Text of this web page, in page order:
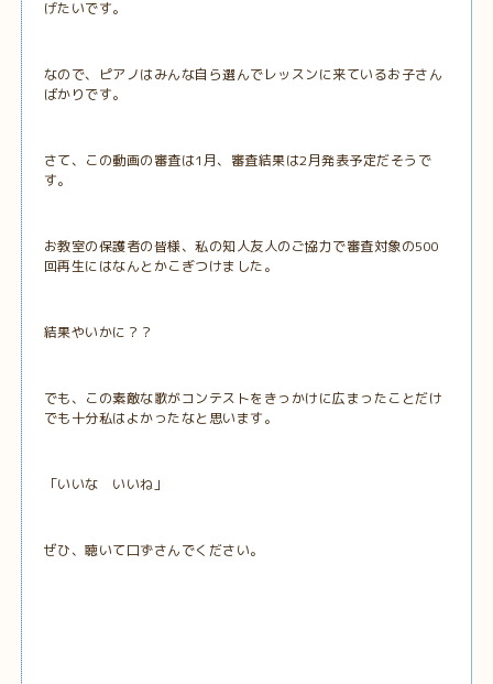
げたいです。
なので、ピアノはみんな自ら選んでレッスンに来ているお子さん
ばかりです。
さて、この動画の審査は1月、審査結果は2月発表予定だそうで
す。
お教室の保護者の皆様、私の知人友人のご協力で審査対象の500
回再生にはなんとかこぎつけました。
結果やいかに？？
でも、この素敵な歌がコンテストをきっかけに広まったことだけ
でも十分私はよかったなと思います。
「いいな いいね」
ぜひ、聴いて口ずさんでください。